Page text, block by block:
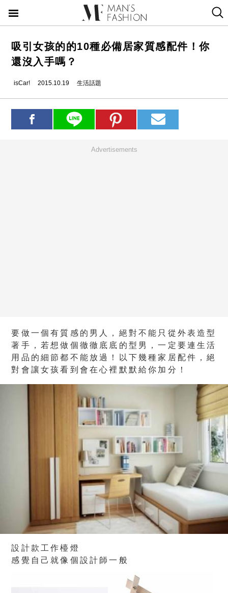
吸引女孩的的10種必備居家質感配件！你
還沒入手嗎？
isCar! 2015.10.19 生活話題
Advertisements
要做一個有質感的男人，絕對不能只從外表造型
著手，若想做個徹徹底底的型男，一定要連生活
用品的細節都不能放過！以下幾種家居配件，絕
對會讓女孩看到會在心裡默默給你加分！
設計款工作檯燈
感覺自己就像個設計師一般